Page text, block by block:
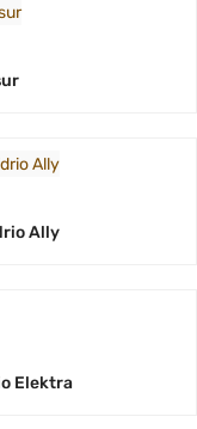
Ally
Elektra